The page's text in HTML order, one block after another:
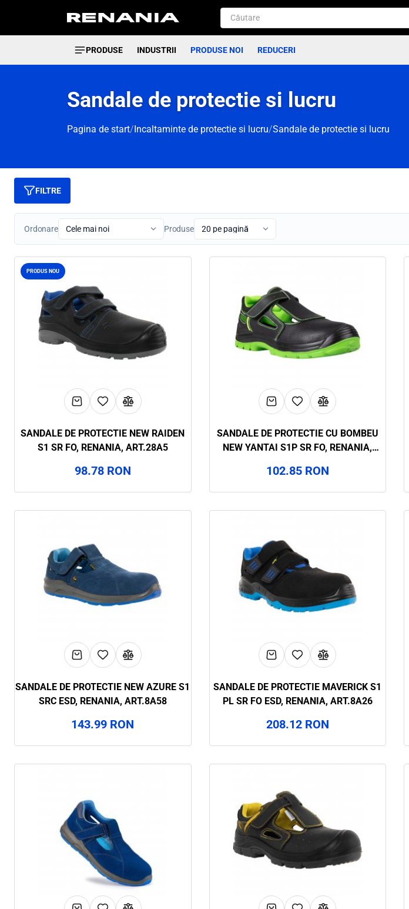
PRODUSE INDUSTRII PRODUSE NOI REDUCERI
Sandale de protectie si lucru
Pagina de start/ Incaltaminte de protectie si lucru/ Sandale de protectie si lucru
FILTRE
Ordonare Produse
PRODUS NOU
SANDALE DE PROTECTIE NEW RAIDEN
S1 SR FO, RENANIA, ART.28A5
98.78 RON
SANDALE DE PROTECTIE CU BOMBEU
NEW YANTAI S1P SR FO, RENANIA,
102.85 RON
SANDALE DE PROTECTIE NEW AZURE S1
SRC ESD, RENANIA, ART.8A58
143.99 RON
SANDALE DE PROTECTIE MAVERICK S1
PL SR FO ESD, RENANIA, ART.8A26
208.12 RON